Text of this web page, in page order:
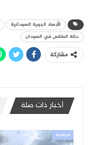
الأرصاد الجوية السودانية
حالة الطقس في السودان
مشاركة
أخبار ذات صلة
سياسية